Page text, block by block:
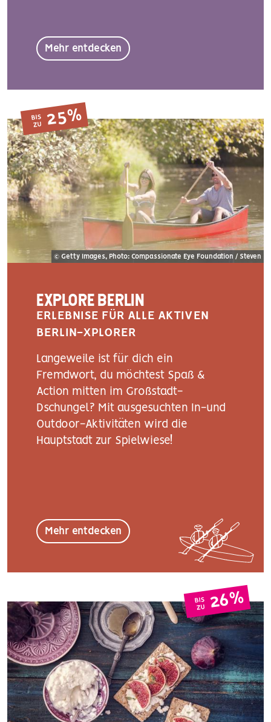
Mehr entdecken
BIS
ZU 25%
© Getty Images, Photo: Compassionate Eye Foundation / Steven
EXPLORE BERLIN
ERLEBNISE FÜR ALLE AKTIVEN
BERLIN-XPLORER
Langeweile ist für dich ein
Fremdwort, du möchtest Spaß &
Action mitten im Großstadt-
Dschungel? Mit ausgesuchten In-und
Outdoor-Aktivitäten wird die
Hauptstadt zur Spielwiese!
Mehr entdecken
BIS
ZU 26%